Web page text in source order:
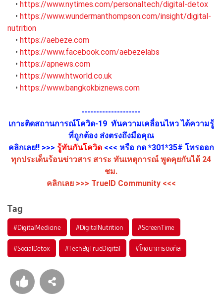
• https://www.nytimes.com/personaltech/digital-detox
• https://www.wundermanthompson.com/insight/digital-
nutrition
• https://aebeze.com
• https://www.facebook.com/aebezelabs
• https://apnews.com
• https://www.htworld.co.uk
• https://www.bangkokbiznews.com
--------------------
เกาะติดสถานการณ์โควิด-19 ทันความเคลื่อนไหว ได้ความรู้
ที่ถูกต้อง ส่งตรงถึงมือคุณ
คลิกเลย!! >>> รู้ทันกันโควิด<<< หรือ กด *301*35# โทรออก
ทุกประเด็นร้อนข่าวสาร สาระ ทันเหตุการณ์ พูดคุยกันได้ 24
ชม.
คลิกเลย >>> TrueID Community<<<
Tag
#DigitalMedicine #DigitalNutrition #ScreenTime
#SocialDetox #TechByTrueDigital #โภชนาการดิจิทัล